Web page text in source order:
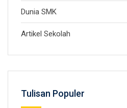
Dunia SMK
Artikel Sekolah
Tulisan Populer